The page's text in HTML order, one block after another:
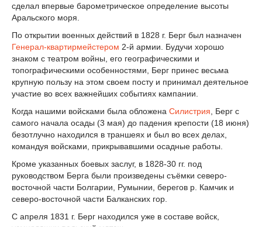
сделал впервые барометрическое определение высоты
Аральского моря.
По открытии военных действий в 1828 г. Берг был назначен
Генерал-квартирмейстером 2-й армии. Будучи хорошо
знаком с театром войны, его географическими и
топографическими особенностями, Берг принес весьма
крупную пользу на этом своем посту и принимал деятельное
участие во всех важнейших событиях кампании.
Когда нашими войсками была обложена Силистрия , Берг с
самого начала осады (3 мая) до падения крепости (18 июня)
безотлучно находился в траншеях и был во всех делах,
командуя войсками, прикрывавшими осадные работы.
Кроме указанных боевых заслуг, в 1828-30 гг. под
руководством Берга были произведены съёмки северо-
восточной части Болгарии, Румынии, берегов р. Камчик и
северо-восточной части Балканских гор.
С апреля 1831 г. Берг находился уже в составе войск,